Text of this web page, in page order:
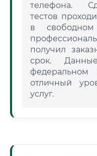
телефона.
тестов
в
получил
срок.
федеральном
отличный
услуг.